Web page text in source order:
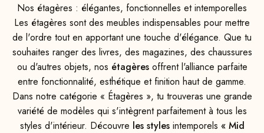
Nos étagères : élégantes, fonctionnelles et intemporelles
Les étagères sont des meubles indispensables pour mettre
de l'ordre tout en apportant une touche d'élégance. Que tu
souhaites ranger des livres, des magazines, des chaussures
ou d'autres objets, nos étagèresoffrent l'alliance parfaite
entre fonctionnalité, esthétique et finition haut de gamme.
Dans notre catégorie « Étagères », tu trouveras une grande
variété de modèles qui s'intègrent parfaitement à tous les
styles d'intérieur. Découvre les stylesintemporels « Mid